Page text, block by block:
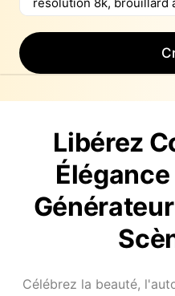
Libérez
Célébrez la beauté,